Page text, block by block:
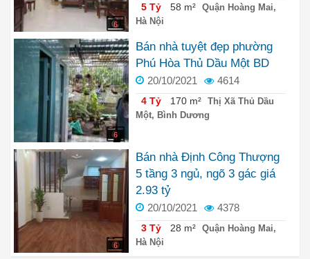
6
5 Tỷ 58 m²
Quận Hoàng Mai,
Hà Nội
6
Bán nhà tuyệt đẹp phường
Phú Hòa Thủ Dầu Một BD
20/10/2021 4614
4 Tỷ 170 m²
Thị Xã Thủ Dầu
Một, Bình Dương
6
Bán nhà Định Công Thượng
5 tầng 3 ngủ, ngõ 3 gác giá
2.93 tỷ
20/10/2021 4378
3 Tỷ 28 m²
Quận Hoàng Mai,
Hà Nội